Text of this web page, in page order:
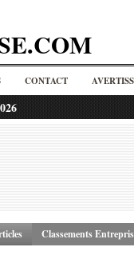
CONTACT
Classements